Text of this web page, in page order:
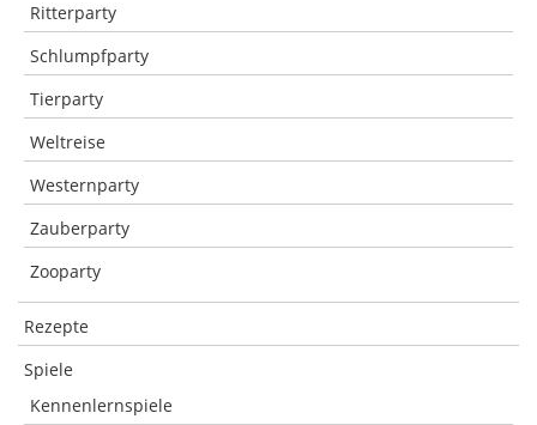
Ritterparty
Schlumpfparty
Tierparty
Weltreise
Westernparty
Zauberparty
Zooparty
Rezepte
Spiele
Kennenlernspiele